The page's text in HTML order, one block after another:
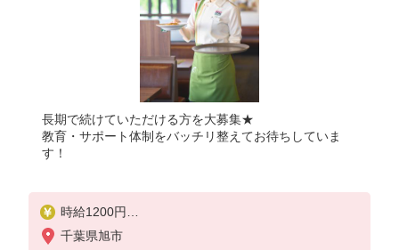
長期で続けていただける方を大募集★
教育・サポート体制をバッチリ整えてお待ちしていま
す！
時給1200円
※22:00以降は時給1500円
※高校生時給1140円
千葉県旭市